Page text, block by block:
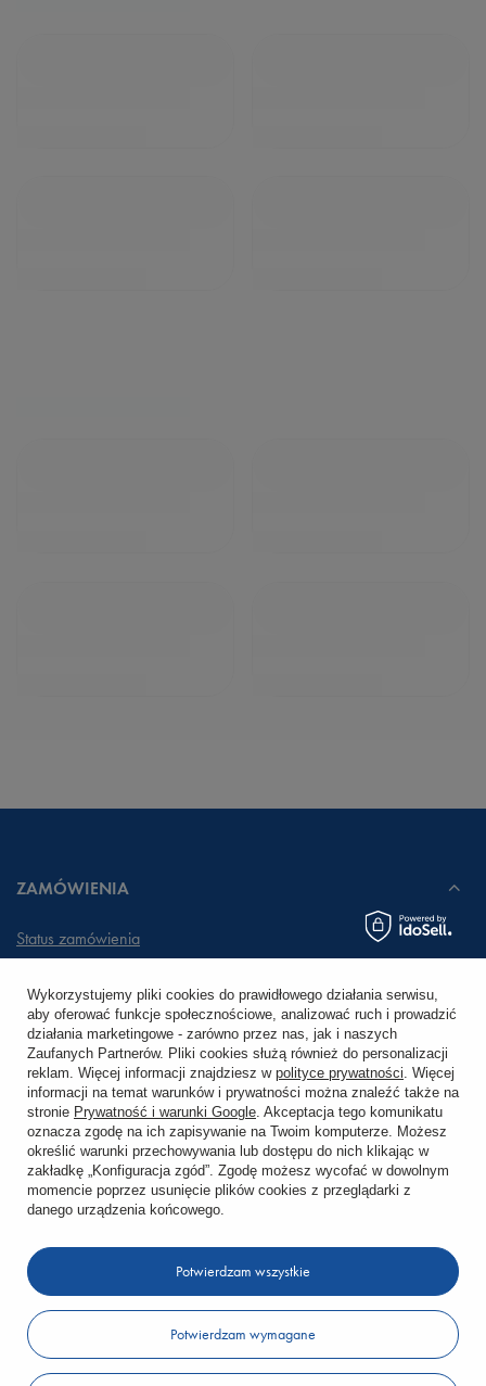
ZAMÓWIENIA
Status zamówienia
Chcę zareklamować produkt
Chcę zwrócić produkt
Chcę wymienić towar
KONTO
KONTAKT
W sklepie prezentujemy ceny brutto (z VAT).
Wykorzystujemy pliki cookies do prawidłowego działania serwisu,
aby oferować funkcje społecznościowe, analizować ruch i prowadzić
działania marketingowe - zarówno przez nas, jak i naszych
Zaufanych Partnerów. Pliki cookies służą również do personalizacji
reklam. Więcej informacji znajdziesz w polityce prywatności. Więcej
informacji na temat warunków i prywatności można znaleźć także na
stronie Prywatność i warunki Google. Akceptacja tego komunikatu
oznacza zgodę na ich zapisywanie na Twoim komputerze. Możesz
określić warunki przechowywania lub dostępu do nich klikając w
zakładkę „Konfiguracja zgód”. Zgodę możesz wycofać w dowolnym
momencie poprzez usunięcie plików cookies z przeglądarki z
danego urządzenia końcowego.
Potwierdzam wymagane
Potwierdzam wszystkie